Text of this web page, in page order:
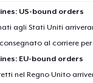
US-bound orders
agli Stati Uniti
al corriere per
EU-bound orders
nel Regno Unito